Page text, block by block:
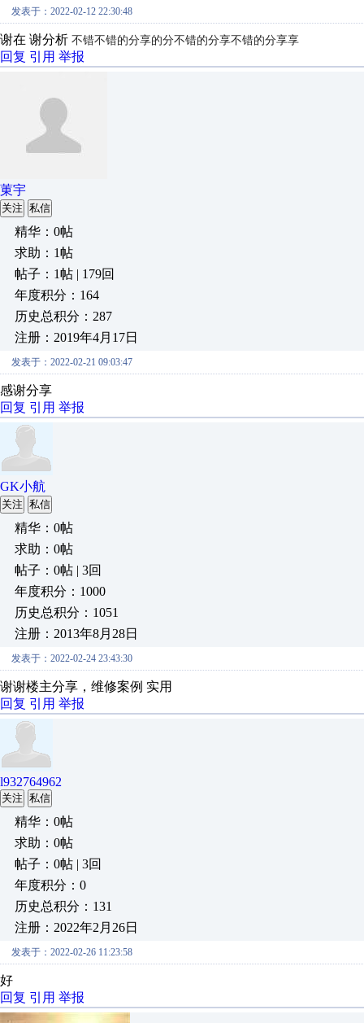
发表于：2022-02-12 22:30:48
谢在 谢分析 不错不错的分享的分不错的分享不错的分享享
回复 引用 举报
菄宇
关注 私信
精华：0帖
求助：1帖
帖子：1帖 | 179回
年度积分：164
历史总积分：287
注册：2019年4月17日
发表于：2022-02-21 09:03:47
感谢分享
回复 引用 举报
GK小航
关注 私信
精华：0帖
求助：0帖
帖子：0帖 | 3回
年度积分：1000
历史总积分：1051
注册：2013年8月28日
发表于：2022-02-24 23:43:30
谢谢楼主分享，维修案例 实用
回复 引用 举报
l932764962
关注 私信
精华：0帖
求助：0帖
帖子：0帖 | 3回
年度积分：0
历史总积分：131
注册：2022年2月26日
发表于：2022-02-26 11:23:58
好
回复 引用 举报